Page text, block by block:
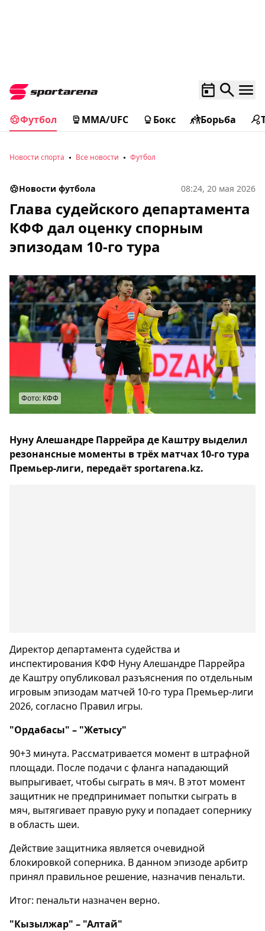
Футбол MMA/UFC Бокс Борьба
Новости спорта Все новости Футбол
Новости футбола 08:24, 20 мая 2026
Глава судейского департамента
КФФ дал оценку спорным
эпизодам 10-го тура
Фото: КФФ
Нуну Алешандре Паррейра де Каштру выделил
резонансные моменты в трёх матчах 10-го тура
Премьер-лиги, передаёт sportarena.kz.
Директор департамента судейства и
инспектирования КФФ Нуну Алешандре Паррейра
де Каштру опубликовал разъяснения по отдельным
игровым эпизодам матчей 10-го тура Премьер-лиги
2026, согласно Правил игры.
"Ордабасы" – "Жетысу"
90+3 минута. Рассматривается момент в штрафной
площади. После подачи с фланга нападающий
выпрыгивает, чтобы сыграть в мяч. В этот момент
защитник не предпринимает попытки сыграть в
мяч, вытягивает правую руку и попадает сопернику
в область шеи.
Действие защитника является очевидной
блокировкой соперника. В данном эпизоде арбитр
принял правильное решение, назначив пенальти.
Итог: пенальти назначен верно.
"Кызылжар" – "Алтай"